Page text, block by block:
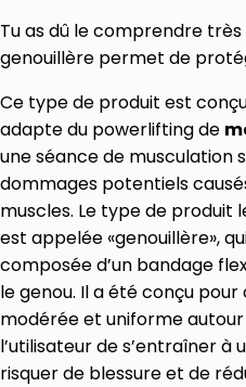
Tu as dû le comprendre
genouillère permet de
Ce type de produit est
adapte du powerlifting de
une séance de musculation
dommages potentiels
muscles. Le type de produit
est appelée «genouillère»,
composée d’un bandage
le genou. Il a été conçu
modérée et uniforme
l’utilisateur de s’entraîner à
risquer de blessure et de